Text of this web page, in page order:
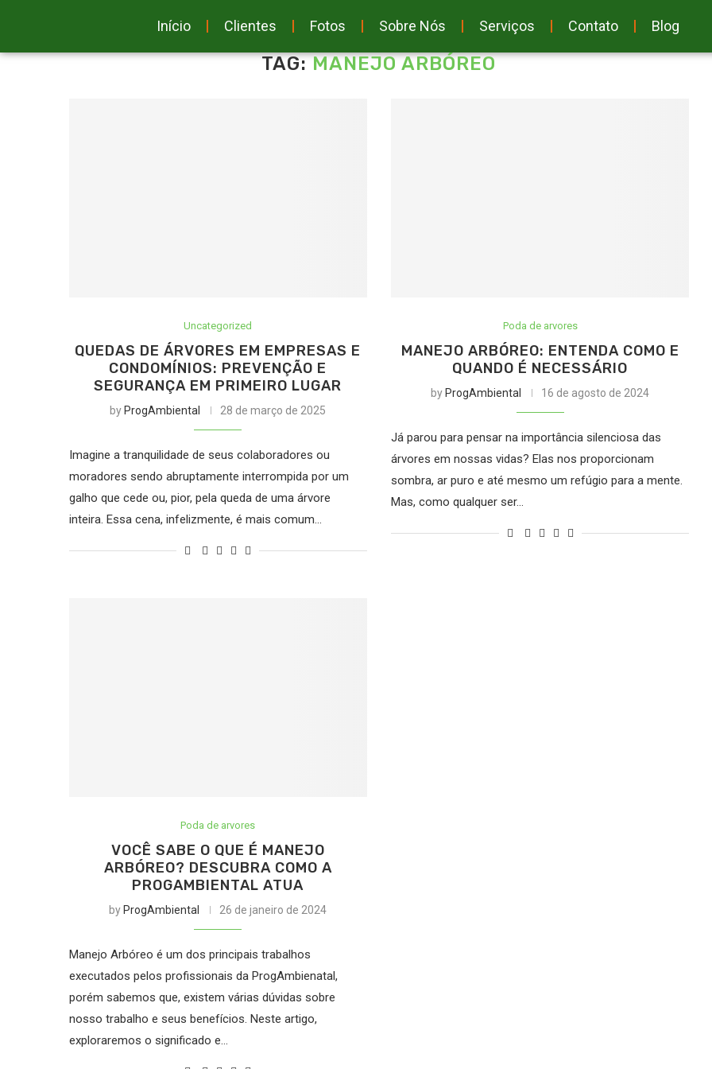
Início Clientes Fotos Sobre Nós Serviços Contato Blog
TAG:MANEJO ARBÓREO
Uncategorized
QUEDAS DE ÁRVORES EM EMPRESAS E
CONDOMÍNIOS: PREVENÇÃO E
SEGURANÇA EM PRIMEIRO LUGAR
by ProgAmbiental 28 de março de 2025
Imagine a tranquilidade de seus colaboradores ou
moradores sendo abruptamente interrompida por um
galho que cede ou, pior, pela queda de uma árvore
inteira. Essa cena, infelizmente, é mais comum…
Poda de arvores
MANEJO ARBÓREO: ENTENDA COMO E
QUANDO É NECESSÁRIO
by ProgAmbiental 16 de agosto de 2024
Já parou para pensar na importância silenciosa das
árvores em nossas vidas? Elas nos proporcionam
sombra, ar puro e até mesmo um refúgio para a mente.
Mas, como qualquer ser…
Poda de arvores
VOCÊ SABE O QUE É MANEJO
ARBÓREO? DESCUBRA COMO A
PROGAMBIENTAL ATUA
by ProgAmbiental 26 de janeiro de 2024
Manejo Arbóreo é um dos principais trabalhos
executados pelos profissionais da ProgAmbienatal,
porém sabemos que, existem várias dúvidas sobre
nosso trabalho e seus benefícios. Neste artigo,
exploraremos o significado e…